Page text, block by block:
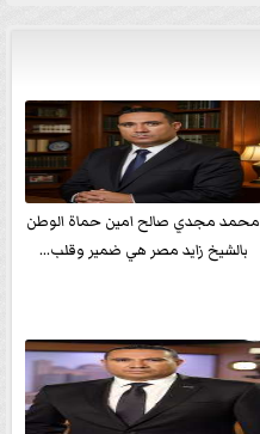
محمد مجدي صالح امين حماة الوطن
بالشيخ زايد مصر هي ضمير وقلب...